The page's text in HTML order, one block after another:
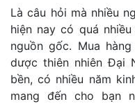
Là câu hỏi mà nhiều
hiện nay có quá
nguồn gốc. Mua
dược thiên nhiên Đại
bền, có nhiều năm
mang đến cho bạn